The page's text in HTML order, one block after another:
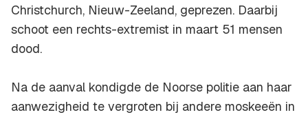
Christchurch, Nieuw-Zeeland, geprezen. Daarbij
schoot een rechts-extremist in maart 51 mensen
dood.
Na de aanval kondigde de Noorse politie aan haar
aanwezigheid te vergroten bij andere moskeeën in